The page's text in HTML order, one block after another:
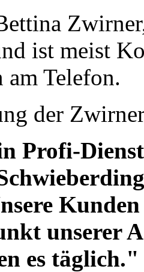
ist meist
am Telefon.
der
Profi-
unserer
es täglich."